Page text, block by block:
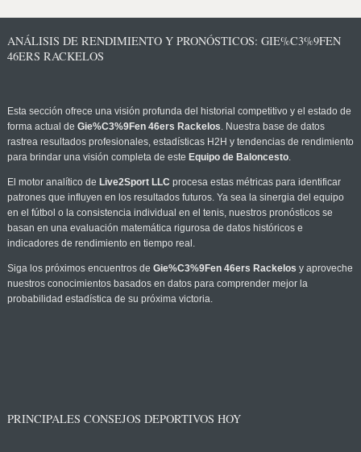
ANÁLISIS DE RENDIMIENTO Y PRONÓSTICOS: GIE%C3%9FEN
46ERS RACKELOS
Esta sección ofrece una visión profunda del historial competitivo y el estado de
forma actual de Gie%C3%9Fen 46ers Rackelos. Nuestra base de datos
rastrea resultados profesionales, estadísticas H2H y tendencias de rendimiento
para brindar una visión completa de este Equipo de Baloncesto.
El motor analítico de Live2Sport LLC procesa estas métricas para identificar
patrones que influyen en los resultados futuros. Ya sea la sinergia del equipo
en el fútbol o la consistencia individual en el tenis, nuestros pronósticos se
basan en una evaluación matemática rigurosa de datos históricos e
indicadores de rendimiento en tiempo real.
Siga los próximos encuentros de Gie%C3%9Fen 46ers Rackelos y aproveche
nuestros conocimientos basados en datos para comprender mejor la
probabilidad estadística de su próxima victoria.
PRINCIPALES CONSEJOS DEPORTIVOS HOY